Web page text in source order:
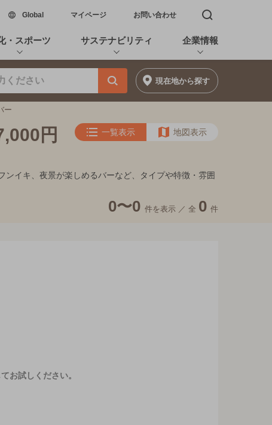
Global新しいウィンドウで開く
マイページ お問い合わせ 検索窓を開く
・スポーツ サステナビリティ 企業情報
現在地から探す
ー
円
一覧表示 地図表示
イキ、夜景が楽しめるバーなど、タイプや特徴・雰囲
0〜0 件を表示 ／ 全 0 件
お試しください。